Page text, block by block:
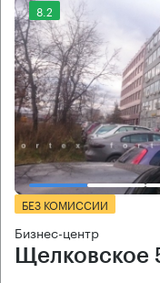
8.2
БЕЗ КОМИССИИ
Бизнес-центр
Щелковское